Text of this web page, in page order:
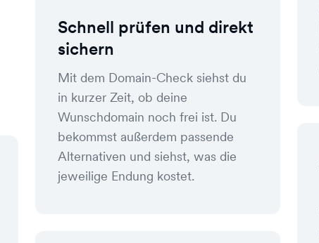
Schnell prüfen und direkt
sichern
Mit dem Domain-Check siehst du
in kurzer Zeit, ob deine
Wunschdomain noch frei ist. Du
bekommst außerdem passende
Alternativen und siehst, was die
jeweilige Endung kostet.